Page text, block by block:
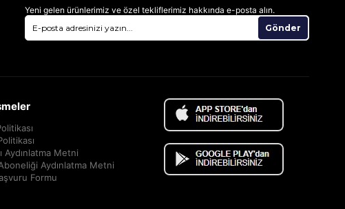
Yeni gelen ürünlerimiz ve özel tekliflerimiz hakkında e-posta alın.
Gönder
Aydınlatma Metni
Aydınlatma Metni
Formu